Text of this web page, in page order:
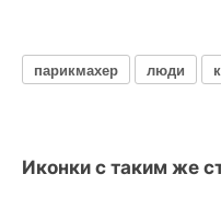
парикмахер люди
Иконки с таким же